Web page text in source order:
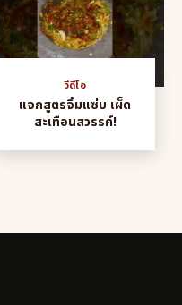
วีดีโอ
แจกสูตรจิ้มแซ่บ เผ็ด
สะเทือนสวรรค์!